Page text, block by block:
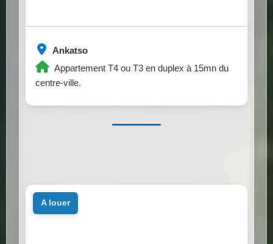
Ankatso
Appartement T4 ou T3 en duplex à 15mn du
centre-ville.
a louer